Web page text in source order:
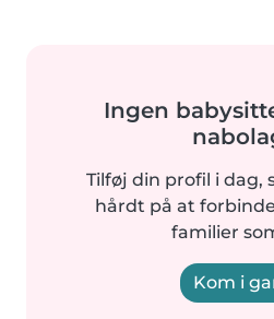
Ingen
Tilføj din profil i dag,
hårdt på at
familier
Kom i